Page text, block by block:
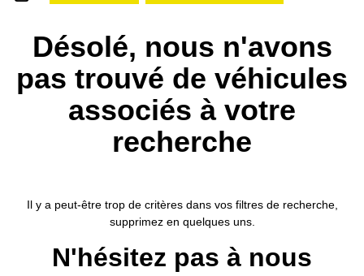
Désolé, nous n'avons
pas trouvé de véhicules
associés à votre
recherche
Il y a peut-être trop de critères dans vos filtres de recherche,
supprimez en quelques uns.
N'hésitez pas à nous